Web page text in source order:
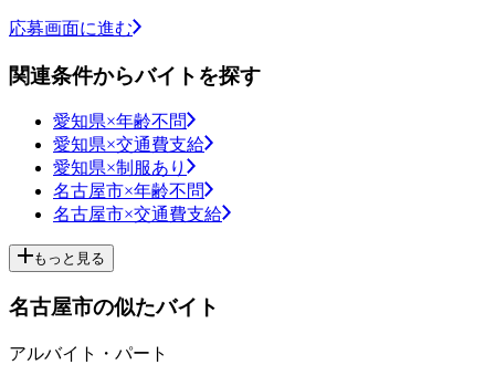
応募画面に進む
関連条件からバイトを探す
愛知県×年齢不問
愛知県×交通費支給
愛知県×制服あり
名古屋市×年齢不問
名古屋市×交通費支給
もっと見る
名古屋市の似たバイト
アルバイト・パート